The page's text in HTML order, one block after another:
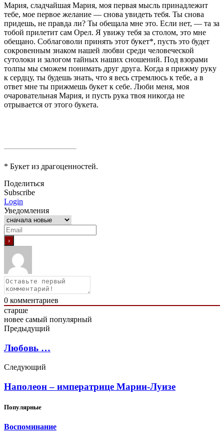
Мария, сладчайшая Мария, моя первая мысль при­надлежит
тебе, мое первое желание — снова увидеть тебя. Ты снова
придешь, не правда ли? Ты обещала мне это. Если нет, — та за
тобой прилетит сам Орел. Я увижу тебя за столом, это мне
обещано. Соблаго­воли принять этот букет*, пусть это будет
со­кровенным знаком нашей любви среди человеческой
сутолоки и залогом тайных наших сношений. Под взорами
толпы мы сможем понимать друг друга. Когда я прижму руку
к сердцу, ты будешь знать, что я весь стремлюсь к тебе, а в
ответ мне ты при­жмешь букет к себе. Люби меня, моя
очаровательная Мария, и пусть рука твоя никогда не
отрывается от этого букета.
* Букет из драгоценностей.
Поделиться
Subscribe
Login
Уведомления
0 комментариев
старше
новее самый популярный
Предыдущий
Любовь …
Следующий
Наполеон – императрице Марии-Луизе
Популярные
Воспоминание